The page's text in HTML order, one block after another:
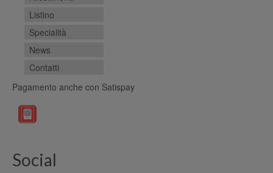
Listino
Specialità
News
Contatti
Pagamento anche con Satispay
Social